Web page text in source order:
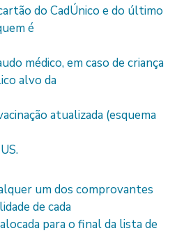
do CadÚnico e do último
é
médico, em caso de criança
alvo da
atualizada (esquema
um dos comprovantes
de cada
para o final da lista de